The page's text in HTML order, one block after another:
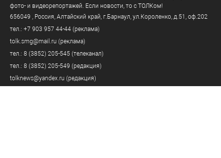
фото- и видеорепортажей. Если новости, то с ТОЛКом!
656049 , Россия, Алтайский край, г.Барнаул, ул.Короленко, д.51, оф.202
тел.: +7 903 957 44-44 (реклама)
tolk.smg@mail.ru (реклама)
тел.: 8 (3852) 205-545 (телеканал)
тел.: 8 (3852) 205-549 (редакция)
tolknews@yandex.ru (редакция)